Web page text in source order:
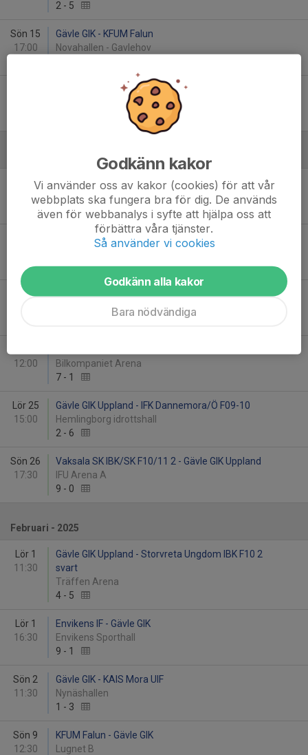
2 - 5
Sön 15
17:00
Gävle GIK - KFUM Falun
Novahallen - Gavlehov
Strömsbro IF - Gävle GIK
Lör 11
10:00
Gävle GIK Uppland - IK Sirius FBC F10/11
Vallbackskolan
0 -17
Örsundsbro IF F-09 - Gävle GIK Uppland
2-5
Sön 12
Gävle GIK - Samuelsdals IF 2011
Vallbackskolan
12:00
Bilkompaniet Arena
7 - 1
Lör 25
15:00
Gävle GIK Uppland - IFK Dannemora/Ö F09-10
Hemlingborg idrottshall
2 - 6
Sön 26
17:30
Vaksala SK IBK/SK F10/11 2 - Gävle GIK Uppland
IFU Arena A
9 - 0
Februari - 2025
Lör 1
11:30
Gävle GIK Uppland - Storvreta Ungdom IBK F10 2
svart
Träffen Arena
4 - 5
Lör 1
16:30
Envikens IF - Gävle GIK
Envikens Sporthall
9 - 1
Sön 2
11:30
Gävle GIK - KAIS Mora UIF
Nynäshallen
1 - 3
Sön 9
12:30
KFUM Falun - Gävle GIK
Lugnet B
Godkänn kakor
Vi använder oss av kakor (cookies) för att vår
webbplats ska fungera bra för dig. De används
även för webbanalys i syfte att hjälpa oss att
förbättra våra tjänster.
Så använder vi cookies
Godkänn alla kakor
Bara nödvändiga